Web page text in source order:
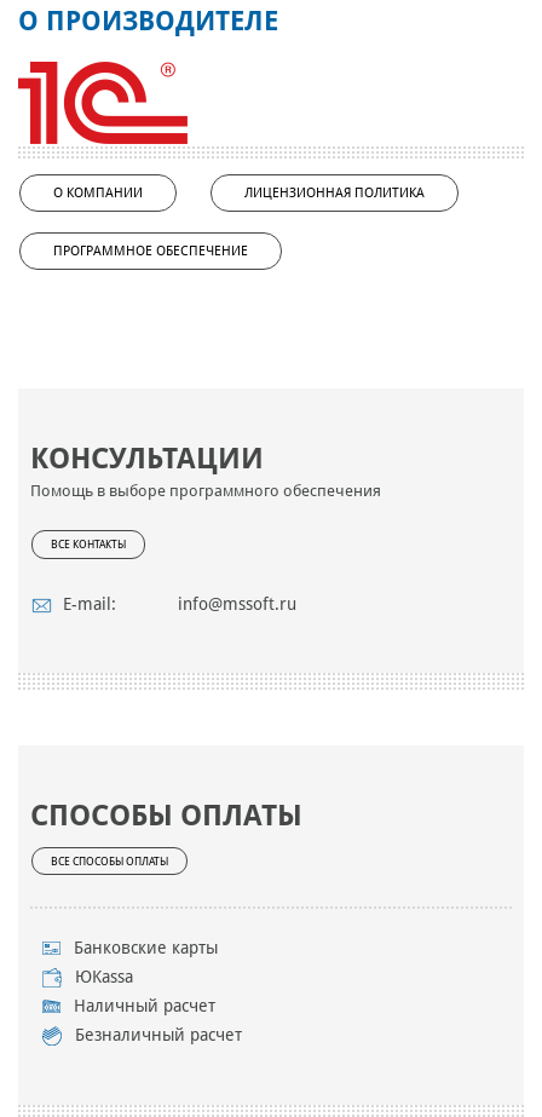
КОНСУЛЬТАЦИИ
Помощь в выборе программного обеспечения
ВСЕ КОНТАКТЫ
E-mail: info@mssoft.ru
СПОСОБЫ ОПЛАТЫ
ВСЕ СПОСОБЫ ОПЛАТЫ
Банковские карты
ЮKassa
Наличный расчет
Безналичный расчет
О ПРОИЗВОДИТЕЛЕ
О КОМПАНИИ ЛИЦЕНЗИОННАЯ ПОЛИТИКА
ПРОГРАММНОЕ ОБЕСПЕЧЕНИЕ